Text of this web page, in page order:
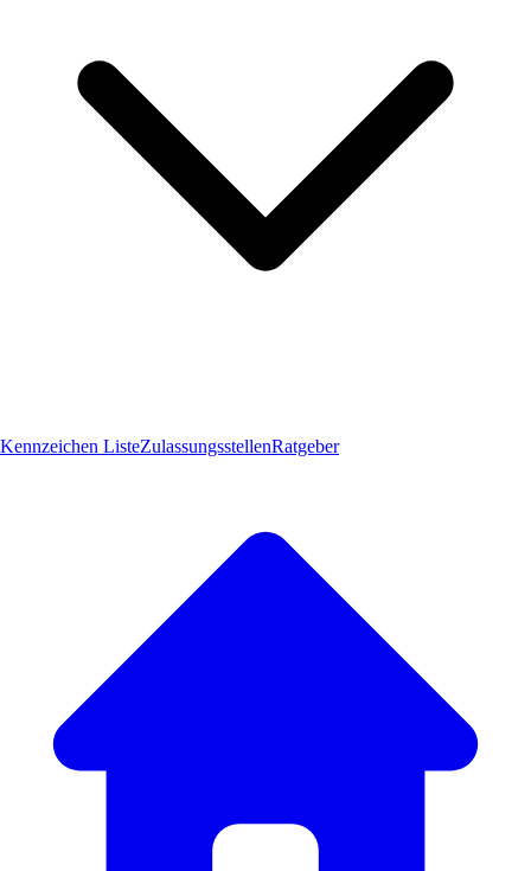
Kennzeichen ListeZulassungsstellenRatgeber